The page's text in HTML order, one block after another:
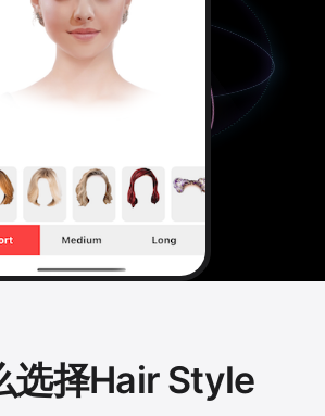
选择Hair Style